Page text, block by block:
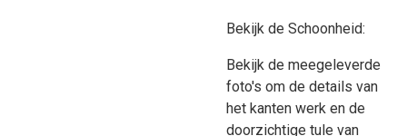
Bekijk de Schoonheid:
Bekijk de meegeleverde
foto's om de details van
het kanten werk en de
doorzichtige tule van